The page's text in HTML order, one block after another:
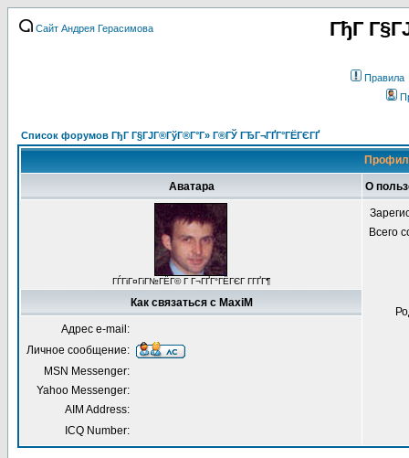
Сайт Андрея Герасимова ГђГ
Правила
Список форумов ГђГ Г§ГЈГ®ГўГ®Г°Г» Г®ГЎ ГЂГ¬ГҐГ°ГЁГЄГҐ
Аватара О
ГЃГіГ¤ГіГ№ГЁГ© Г Г¬ГҐГ°ГЁГЄГ Г­ГҐГ¶
Всего
Как связаться с MaxiM
Адрес e-mail:
Личное сообщение:
MSN Messenger:
Yahoo Messenger:
AIM Address:
ICQ Number: